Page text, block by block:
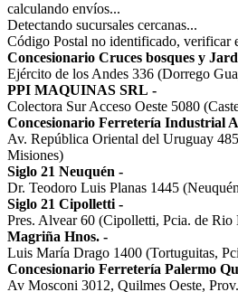
calculando envíos...
Detectando sucursales cercanas...
Código Postal no identificado, verificar
Concesionario Cruces bosques y
Ejército de los Andes 336 (Dorrego
PPI MAQUINAS SRL -
Colectora Sur Acceso Oeste 5080
Concesionario Ferretería Industrial
Av. República Oriental del Uruguay
Misiones)
Siglo 21 Neuquén -
Dr. Teodoro Luis Planas 1445
Siglo 21 Cipolletti -
Pres. Alvear 60 (Cipolletti, Pcia. de Rio
Magriña Hnos. -
Luis María Drago 1400 (Tortuguitas,
Concesionario Ferretería Palermo
Av Mosconi 3012, Quilmes Oeste,